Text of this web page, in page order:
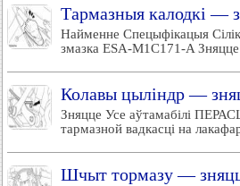
Тармазныя калодкі —
Найменне Спецыфікацыя
змазка ESA-M1C171-A Зняцце
Колавы цыліндр —
Зняцце Усе аўтамабілі
тармазной вадкасці на
Шчыт тормазу —